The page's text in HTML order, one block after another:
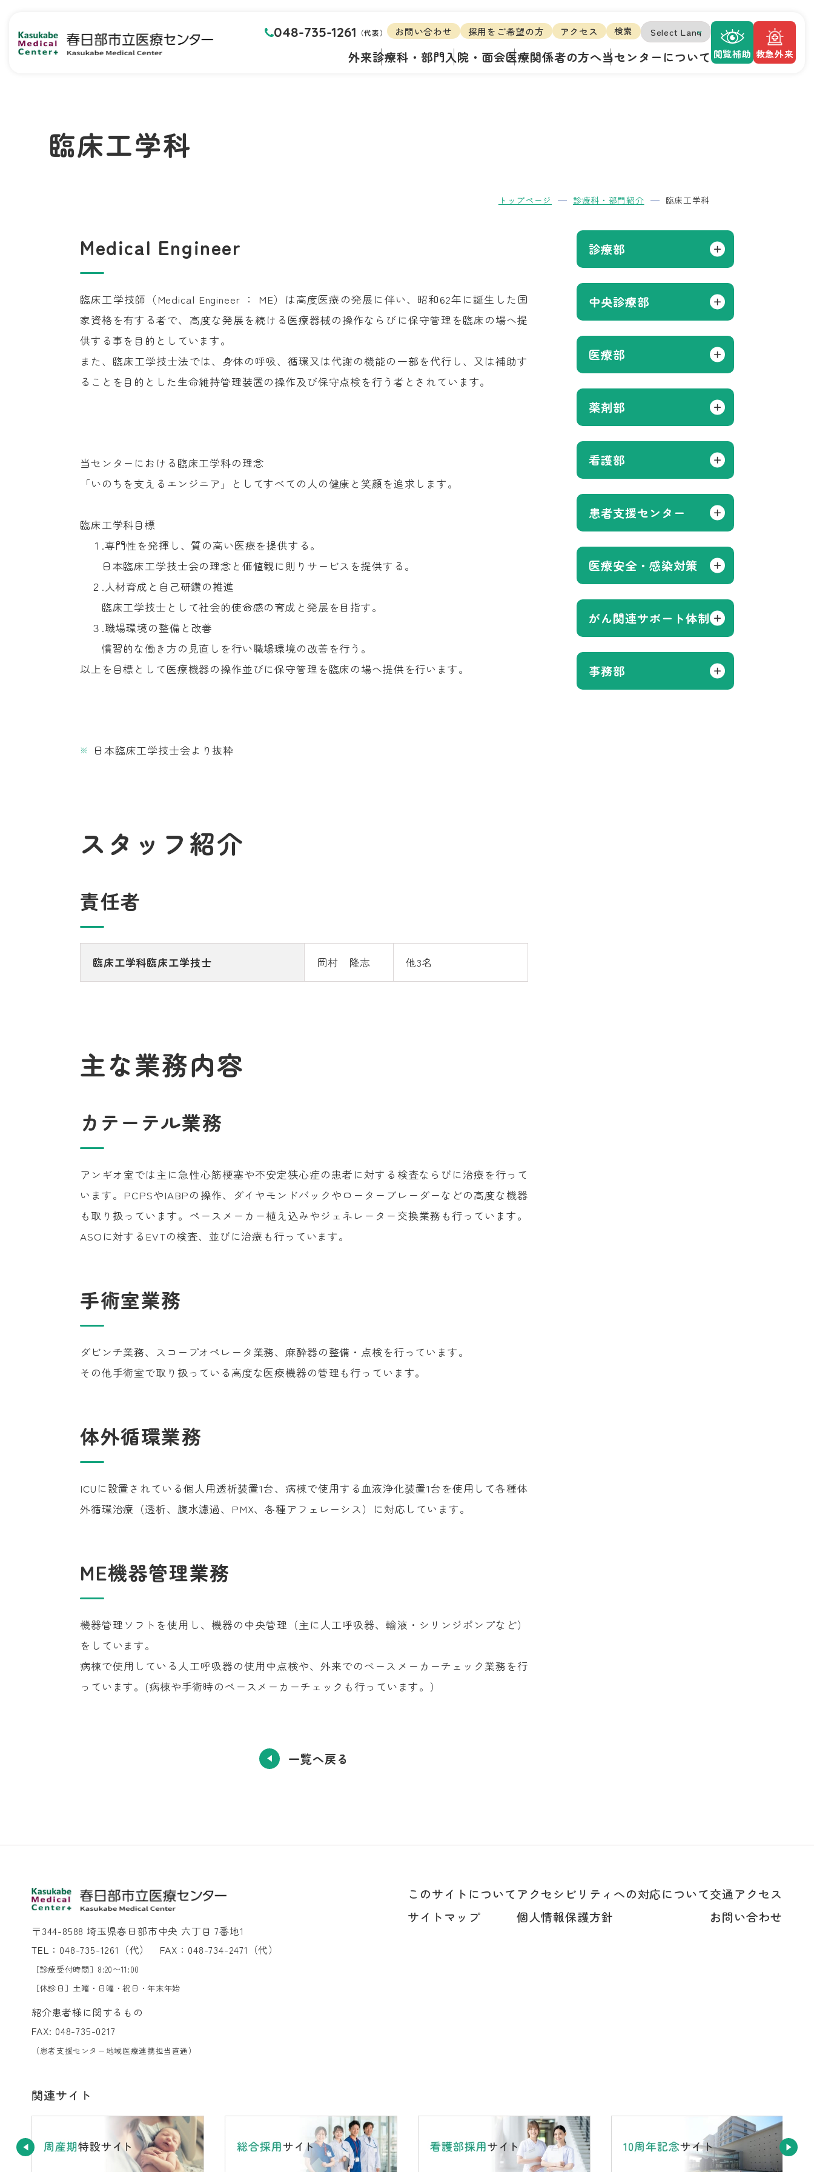
048-735-1261 （代表） お問い合わせ 採用をご希望の方 アクセス 検索
外来診療科・部門入院・面会医療関係者の方へ当センターについて 閲覧補助 救急外来
臨床工学科
トップページ 診療科・部門紹介 臨床工学科
Medical Engineer
臨床工学技師（Medical Engineer ： ME）は高度医療の発展に伴い、昭和62年に誕生した国
家資格を有する者で、高度な発展を続ける医療器械の操作ならびに保守管理を臨床の場へ提
供する事を目的としています。
また、臨床工学技士法では、身体の呼吸、循環又は代謝の機能の一部を代行し、又は補助す
ることを目的とした生命維持管理装置の操作及び保守点検を行う者とされています。
当センターにおける臨床工学科の理念
「いのちを支えるエンジニア」としてすべての人の健康と笑顔を追求します。
臨床工学科目標
１.専門性を発揮し、質の高い医療を提供する。
日本臨床工学技士会の理念と価値観に則りサービスを提供する。
２.人材育成と自己研鑽の推進
臨床工学技士として社会的使命感の育成と発展を目指す。
３.職場環境の整備と改善
慣習的な働き方の見直しを行い職場環境の改善を行う。
以上を目標として医療機器の操作並びに保守管理を臨床の場へ提供を行います。
日本臨床工学技士会より抜粋
スタッフ紹介
責任者
臨床工学科臨床工学技士 岡村 隆志 他3名
主な業務内容
カテーテル業務
アンギオ室では主に急性心筋梗塞や不安定狭心症の患者に対する検査ならびに治療を行って
います。PCPSやIABPの操作、ダイヤモンドバックやローターブレーダーなどの高度な機器
も取り扱っています。ペースメーカー植え込みやジェネレーター交換業務も行っています。
ASOに対するEVTの検査、並びに治療も行っています。
手術室業務
ダビンチ業務、スコープオペレータ業務、麻酔器の整備・点検を行っています。
その他手術室で取り扱っている高度な医療機器の管理も行っています。
体外循環業務
ICUに設置されている個人用透析装置1台、病棟で使用する血液浄化装置1台を使用して各種体
外循環治療（透析、腹水濾過、PMX、各種アフェレーシス）に対応しています。
ME機器管理業務
機器管理ソフトを使用し、機器の中央管理（主に人工呼吸器、輸液・シリンジポンプなど）
をしています。
病棟で使用している人工呼吸器の使用中点検や、外来でのペースメーカーチェック業務を行
っています。(病棟や手術時のペースメーカーチェックも行っています。）
一覧へ戻る
診療部
中央診療部
医療部
薬剤部
看護部
患者支援センター
医療安全・感染対策
がん関連サポート体制
事務部
〒344-8588 埼玉県春日部市中央 六丁目 7番地1
TEL： 048-735-1261 （代） FAX：048-734-2471（代）
［診療受付時間］8:20〜11:00
［休診日］土曜・日曜・祝日・年末年始
紹介患者様に関するもの
FAX: 048-735-0217
（患者支援センター地域医療連携担当直通）
このサイトについて
サイトマップ
アクセシビリティへの対応について
個人情報保護方針
交通アクセス
お問い合わせ
関連サイト